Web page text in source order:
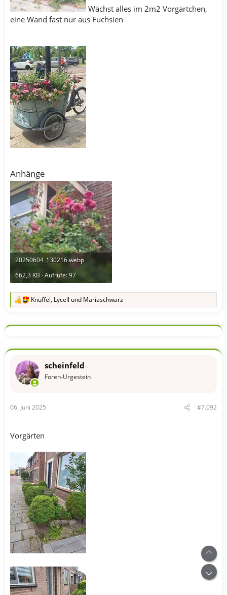
Wächst alles im 2m2 Vorgärtchen,
eine Wand fast nur aus Fuchsien
Anhänge
20250604_130216.webp
662,3 KB · Aufrufe: 97
R
k
o
e
n
Knuffel, Lycell und Mariaschwarz
scheinfeld
Foren-Urgestein
06. Juni 2025 #7.092
Vorgärten